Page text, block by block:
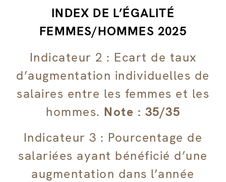
INDEX DE L’ÉGALITÉ
FEMMES/HOMMES 2025
Indicateur 2 : Ecart de taux
d’augmentation individuelles de
salaires entre les femmes et les
hommes. Note : 35/35
Indicateur 3 : Pourcentage de
salariées ayant bénéficié d’une
augmentation dans l’année